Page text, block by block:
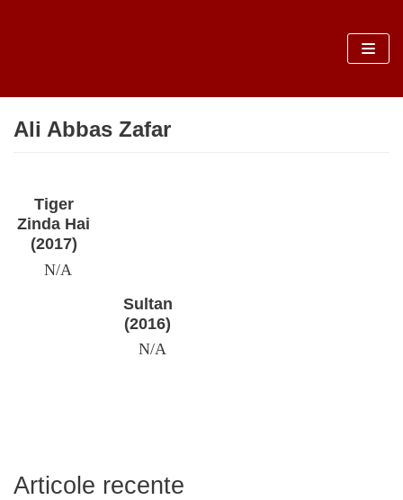
conținut
Ali Abbas Zafar
Tiger
Zinda Hai
(2017)
N/A
Sultan
(2016)
N/A
Articole recente